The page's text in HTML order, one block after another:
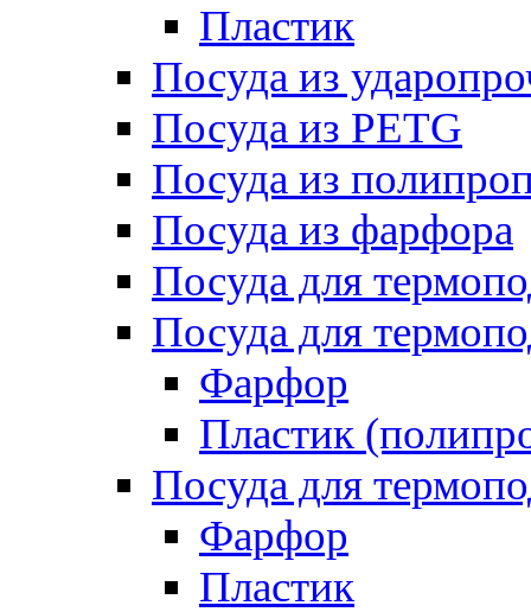
Пластик
Посуда из
Посуда из PETG
Посуда из
Посуда из фарфора
Посуда для
Посуда для
Фарфор
Пластик
Посуда для
Фарфор
Пластик